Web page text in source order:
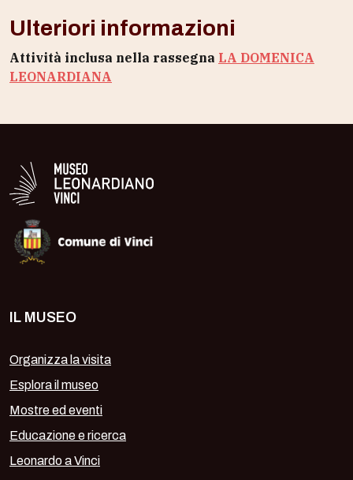
Ulteriori informazioni
Attività inclusa nella rassegna LA DOMENICA
LEONARDIANA
IL MUSEO
Organizza la visita
Esplora il museo
Mostre ed eventi
Educazione e ricerca
Leonardo a Vinci